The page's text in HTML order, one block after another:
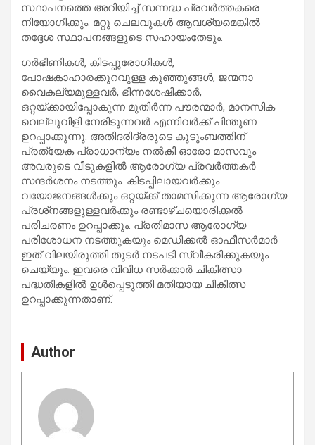
സ്ഥാപനത്തെ അറിയിച്ച് സന്നദ്ധ പ്രവര്‍ത്തകരെ
നിയോഗിക്കും. മറ്റു ചെലവുകള്‍ ആവശ്യമെങ്കില്‍
തദ്ദേശ സ്ഥാപനങ്ങളുടെ സഹായംതേടും.
ഗര്‍ഭിണികള്‍, കിടപ്പുരോഗികള്‍,
പോഷകാഹാരക്കുറവുള്ള കുഞ്ഞുങ്ങള്‍, ജന്മനാ
വൈകല്യമുള്ളവര്‍, ഭിന്നശേഷിക്കാര്‍,
ഒറ്റയ്ക്കായിപ്പോകുന്ന മുതിര്‍ന്ന പൗരന്മാര്‍, മാനസിക
വെല്ലുവിളി നേരിടുന്നവര്‍ എന്നിവര്‍ക്ക് പിന്തുണ
ഉറപ്പാക്കുന്നു. അതിദരിദ്രരുടെ കുടുംബത്തിന്
പ്രത്യേക പ്രാധാന്യം നല്‍കി ഓരോ മാസവും
അവരുടെ വീടുകളില്‍ ആരോഗ്യ പ്രവര്‍ത്തകര്‍
സന്ദര്‍ശനം നടത്തും. കിടപ്പിലായവര്‍ക്കും
വയോജനങ്ങള്‍ക്കും ഒറ്റയ്ക്ക് താമസിക്കുന്ന ആരോഗ്യ
പ്രശ്‌നങ്ങളുള്ളവര്‍ക്കും രണ്ടാഴ്ചയൊരിക്കല്‍
പരിചരണം ഉറപ്പാക്കും. പ്രതിമാസ ആരോഗ്യ
പരിശോധന നടത്തുകയും മെഡിക്കല്‍ ഓഫീസര്‍മാര്‍
ഇത് വിലയിരുത്തി തുടര്‍ നടപടി സ്വീകരിക്കുകയും
ചെയ്യും. ഇവരെ വിവിധ സര്‍ക്കാര്‍ ചികിത്സാ
പദ്ധതികളില്‍ ഉള്‍പ്പെടുത്തി മതിയായ ചികിത്സ
ഉറപ്പാക്കുന്നതാണ്.
Author